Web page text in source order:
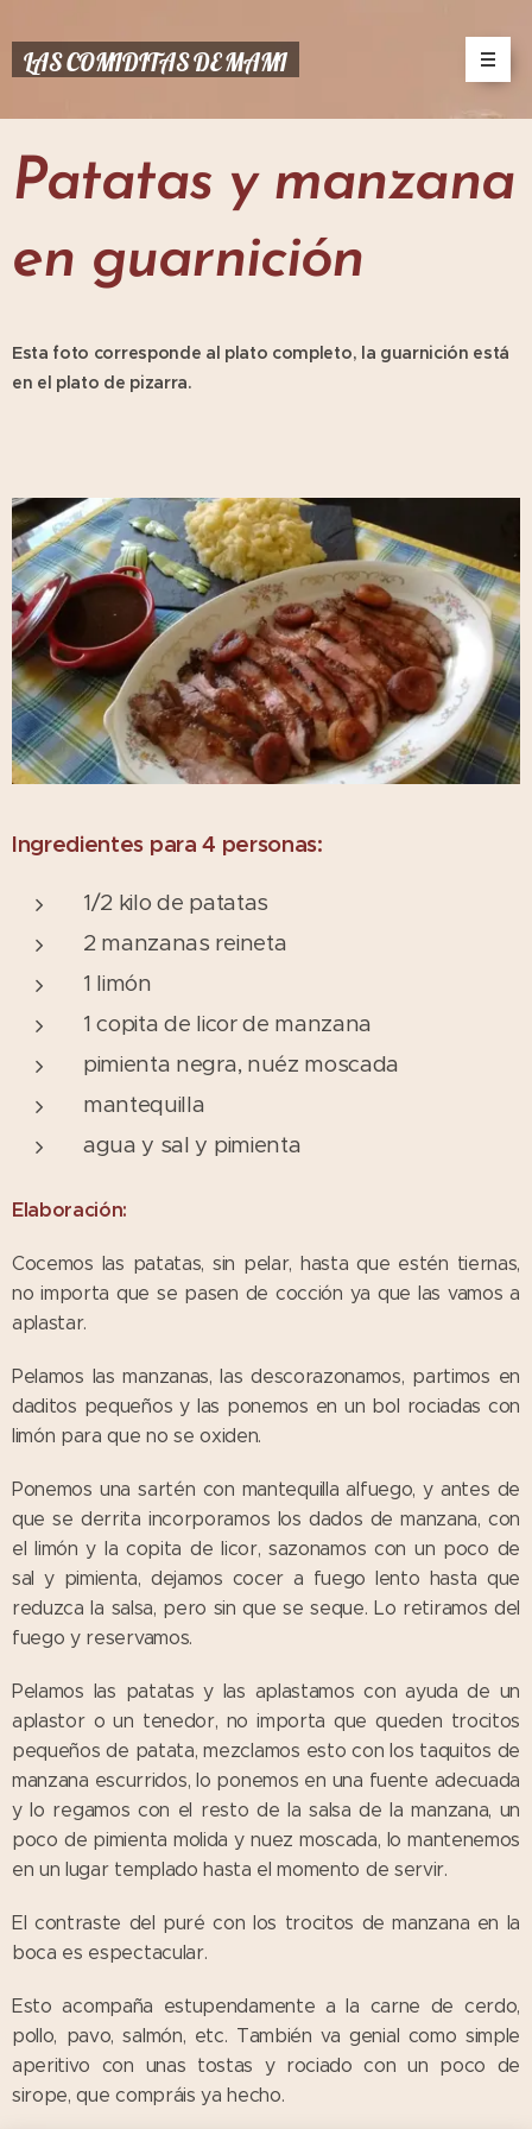
LAS COMIDITAS DE MAMI
Patatas y manzana
en guarnición
Esta foto corresponde al plato completo, la guarnición está
en el plato de pizarra.
Ingredientes para 4 personas:
1/2 kilo de patatas
2 manzanas reineta
1 limón
1 copita de licor de manzana
pimienta negra, nuéz moscada
mantequilla
agua y sal y pimienta
Elaboración:
Cocemos las patatas, sin pelar, hasta que estén tiernas,
no importa que se pasen de cocción ya que las vamos a
aplastar.
Pelamos las manzanas, las descorazonamos, partimos en
daditos pequeños y las ponemos en un bol rociadas con
limón para que no se oxiden.
Ponemos una sartén con mantequilla alfuego, y antes de
que se derrita incorporamos los dados de manzana, con
el limón y la copita de licor, sazonamos con un poco de
sal y pimienta, dejamos cocer a fuego lento hasta que
reduzca la salsa, pero sin que se seque. Lo retiramos del
fuego y reservamos.
Pelamos las patatas y las aplastamos con ayuda de un
aplastor o un tenedor, no importa que queden trocitos
pequeños de patata, mezclamos esto con los taquitos de
manzana escurridos, lo ponemos en una fuente adecuada
y lo regamos con el resto de la salsa de la manzana, un
poco de pimienta molida y nuez moscada, lo mantenemos
en un lugar templado hasta el momento de servir.
El contraste del puré con los trocitos de manzana en la
boca es espectacular.
Esto acompaña estupendamente a la carne de cerdo,
pollo, pavo, salmón, etc. También va genial como simple
aperitivo con unas tostas y rociado con un poco de
sirope, que compráis ya hecho.